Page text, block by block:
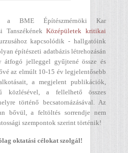
BME Építészmérnöki Kar
TanszékénekKözépületek kritikai
kapcsolódik - hallgatóink
építészeti adatbázis létrehozásán
átfogó jelleggel gyűjtené össze és
az elmúlt 10-15 év legjelentősebb
a megjelent publikációk,
közlésével, a fellelhető összes
történő becsatornázásával. Az
bővül, a feltöltés sorrendje nem
szempontok szerint történik!
oktatási célokat szolgál!